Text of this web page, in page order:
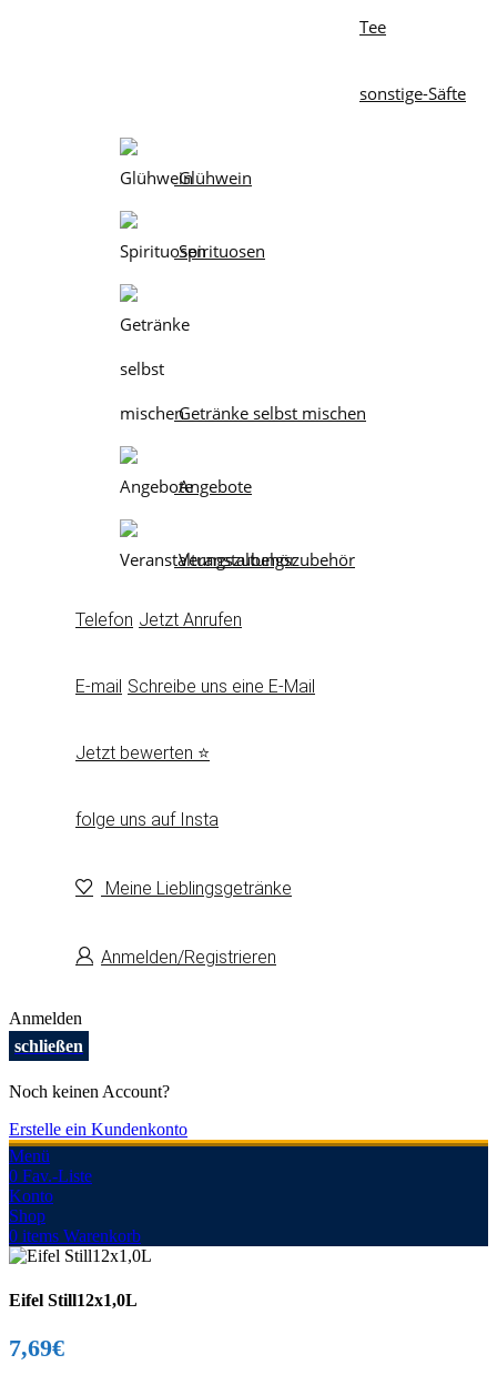
Tee
sonstige-Säfte
Glühwein
Spirituosen
Getränke selbst mischen
Angebote
Veranstaltungszubehör
Telefon Jetzt Anrufen
E-mail Schreibe uns eine E-Mail
Jetzt bewerten ⭐
folge uns auf Insta
Meine Lieblingsgetränke
Anmelden/Registrieren
Anmelden
schließen
Noch keinen Account?
Erstelle ein Kundenkonto
Menü
0 Fav.-Liste
Konto
Shop
0 items Warenkorb
Eifel Still12x1,0L
7,69€